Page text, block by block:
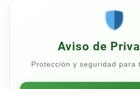
Aviso de
Protección y seguridad para